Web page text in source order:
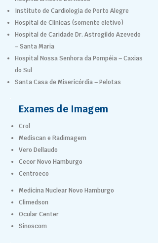
Instituto de Cardiologia de Porto Alegre
Hospital de Clínicas (somente eletivo)
Hospital de Caridade Dr. Astrogildo Azevedo
– Santa Maria
Hospital Nossa Senhora da Pompéia – Caxias
do Sul
Santa Casa de Misericórdia – Pelotas
Exames de Imagem
Crol
Mediscan e Radimagem
Vero Dellaudo
Cecor Novo Hamburgo
Centroeco
Medicina Nuclear Novo Hamburgo
Climedson
Ocular Center
Sinoscom